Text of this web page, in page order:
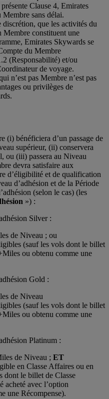
Clause 4, Emirates
sans délai.
discrétion, que les activités du
Membre constituent une
Emirates Skywards se
du Membre
(Responsabilité) et/ou
de voyage.
n’est pas Membre n’est pas
ou privilèges de
(i) bénéficiera d’un passage de
supérieur, (ii) conservera
ou (iii) passera au Niveau
devra satisfaire aux
d’éligibilité et de qualification
d’adhésion et de la Période
(selon le cas) (les
») :
Silver :
de Niveau ; ou
(sauf les vols dont le billet
ou obtenu comme une
Gold :
de Niveau
(sauf les vols dont le billet
ou obtenu comme une
Platinum :
de Niveau ; ET
en Classe Affaires ou en
dont le billet de Classe
acheté avec l’option
une Récompense).